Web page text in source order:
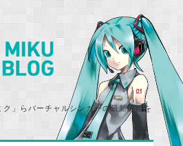
」らバーチャルシンガーの最新情報を